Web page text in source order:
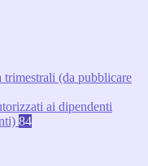
trimestrali (da pubblicare
ai dipendenti
84